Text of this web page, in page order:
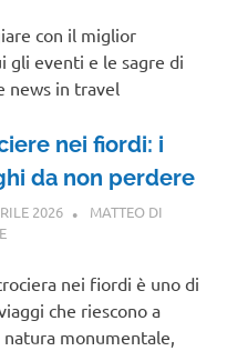
con il miglior
gli eventi e le sagre di
news in travel
nei fiordi: i
da non perdere
2026
MATTEO DI
CROCIERE
nei fiordi è uno di
che riescono a
natura monumentale,